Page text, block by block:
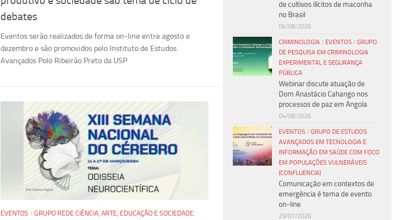
debates
Eventos serão realizados de forma on-line entre agosto e
dezembro e são promovidos pelo Instituto de Estudos
Avançados Polo Ribeirão Preto da USP
EVENTOS / GRUPO REDE CIÊNCIA, ARTE, EDUCAÇÃO E SOCIEDADE:
de cultivos ilícitos de maconha
no Brasil
06/08/2026
CRIMINOLOGIA / EVENTOS / GRUPO
DE PESQUISA EM CRIMINOLOGIA
EXPERIMENTAL E SEGURANÇA
PÚBLICA
Webinar discute atuação de
Dom Anastácio Cahango nos
processos de paz em Angola
04/08/2026
EVENTOS / GRUPO DE ESTUDOS
AVANÇADOS EM TECNOLOGIA E
INFORMAÇÃO EM SAÚDE COM FOCO
EM POPULAÇÕES VULNERÁVEIS
(CONFLUENCIA)
Comunicação em contextos de
emergência é tema de evento
on-line
29/07/2026